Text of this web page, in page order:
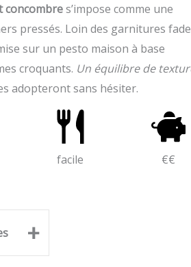
concombres’impose comme une
pressés. Loin des garnitures
sur un pesto maison à base
croquants. Un équilibre de
adopteront sans hésiter.
facile €€
+